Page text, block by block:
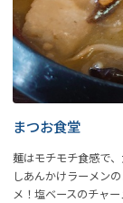
まつお食堂
麺はモチモチ食感で
しあんかけラーメン
メ！塩ベースのチャー